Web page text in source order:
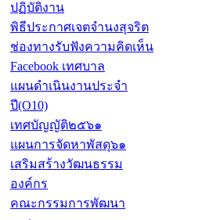
ปฏิบัติงาน
พิธีประกาศเจตจำนงสุจริต
ช่องทางรับฟังความคิดเห็น
Facebook เทศบาล
แผนดำเนินงานประจำ
ปี(O10)
เทศบัญญัติ๒๕๖๑
แผนการจัดหาพัสดุ๖๑
เสริมสร้างวัฒนธรรม
องค์กร
คณะกรรมการพัฒนา